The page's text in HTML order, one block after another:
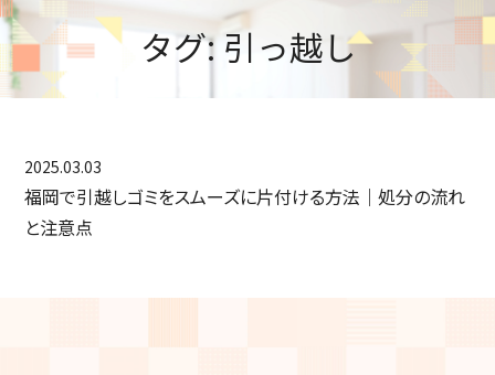
タグ:引っ越し
2025.03.03
福岡で引越しゴミをスムーズに片付ける方法｜処分の流れ
と注意点